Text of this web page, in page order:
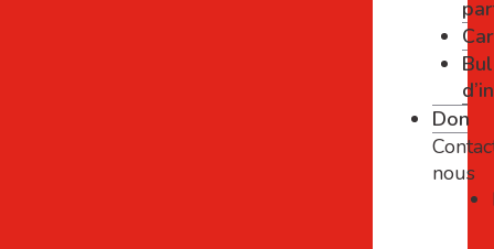
Don
nous